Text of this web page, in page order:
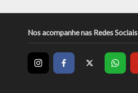
Nos acompanhe nas Redes Sociais